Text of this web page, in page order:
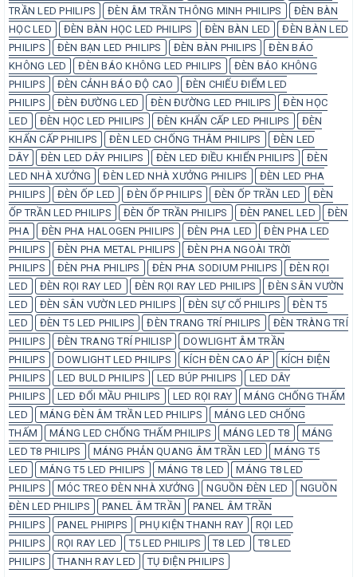
TRẦN LED PHILIPS
ĐÈN ÂM TRẦN THÔNG MINH PHILIPS
ĐÈN BÀN
HỌC LED
ĐÈN BÀN HỌC LED PHILIPS ĐÈN BÀN LED
ĐÈN BÀN LED
PHILIPS
ĐÈN BẠN LED PHILIPS ĐÈN BÀN PHILIPS
ĐÈN BÁO
KHÔNG LED
ĐÈN BÁO KHÔNG LED PHILIPS
ĐÈN BÁO KHÔNG
PHILIPS
ĐÈN CẢNH BÁO ĐỘ CAO
ĐÈN CHIẾU ĐIỂM LED
PHILIPS
ĐÈN ĐƯỜNG LED ĐÈN ĐƯỜNG LED PHILIPS
ĐÈN HỌC
LED
ĐÈN HỌC LED PHILIPS ĐÈN KHẨN CẤP LED PHILIPS
ĐÈN
KHẨN CẤP PHILIPS
ĐÈN LED CHỐNG THÂM PHILIPS
ĐÈN LED
DÂY
ĐÈN LED DÂY PHILIPS ĐÈN LED ĐIỀU KHIỂN PHILIPS
ĐÈN
LED NHÀ XƯỞNG
ĐÈN LED NHÀ XƯỞNG PHILIPS
ĐÈN LED PHA
PHILIPS
ĐÈN ỐP LED ĐÈN ỐP PHILIPS ĐÈN ỐP TRẦN LED
ĐÈN
ỐP TRẦN LED PHILIPS
ĐÈN ỐP TRẦN PHILIPS ĐÈN PANEL LED
ĐÈN
PHA
ĐÈN PHA HALOGEN PHILIPS ĐÈN PHA LED
ĐÈN PHA LED
PHILIPS
ĐÈN PHA METAL PHILIPS
ĐÈN PHA NGOÀI TRỜI
PHILIPS
ĐÈN PHA PHILIPS ĐÈN PHA SODIUM PHILIPS
ĐÈN RỌI
LED
ĐÈN RỌI RAY LED ĐÈN RỌI RAY LED PHILIPS
ĐÈN SÂN VƯỜN
LED
ĐÈN SÂN VƯỜN LED PHILIPS ĐÈN SỰ CỐ PHILIPS
ĐÈN T5
LED
ĐÈN T5 LED PHILIPS ĐÈN TRANG TRÍ PHILIPS
ĐÈN TRÀNG TRÍ
PHILIPS
ĐÈN TRANG TRÍ PHILISP
DOWLIGHT ÂM TRẦN
PHILIPS
DOWLIGHT LED PHILIPS KÍCH ĐÈN CAO ÁP
KÍCH ĐIỆN
PHILIPS
LED BULD PHILIPS LED BÚP PHILIPS
LED DÂY
PHILIPS
LED ĐỔI MẦU PHILIPS LED RỌI RAY
MÁNG CHỐNG THẤM
LED
MÁNG ĐÈN ÂM TRẦN LED PHILIPS
MÁNG LED CHỐNG
THẤM
MÁNG LED CHỐNG THẤM PHILIPS MÁNG LED T8
MÁNG
LED T8 PHILIPS
MÁNG PHẢN QUANG ÂM TRẦN LED
MÁNG T5
LED
MÁNG T5 LED PHILIPS MÁNG T8 LED
MÁNG T8 LED
PHILIPS
MÓC TREO ĐÈN NHÀ XƯỞNG NGUỒN ĐÈN LED
NGUỒN
ĐÈN LED PHILIPS
PANEL ÂM TRẦN
PANEL ÂM TRẦN
PHILIPS
PANEL PHIPIPS PHỤ KIỆN THANH RAY
RỌI LED
PHILIPS
RỌI RAY LED T5 LED PHILIPS T8 LED
T8 LED
PHILIPS
THANH RAY LED TỤ ĐIỆN PHILIPS